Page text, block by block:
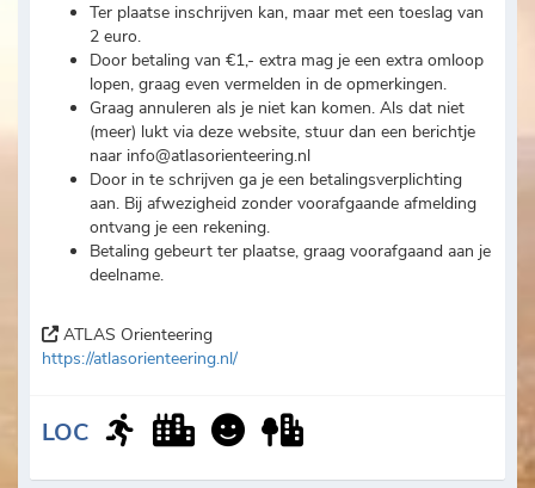
Ter plaatse inschrijven kan, maar met een toeslag van
2 euro.
Door betaling van €1,- extra mag je een extra omloop
lopen, graag even vermelden in de opmerkingen.
Graag annuleren als je niet kan komen. Als dat niet
(meer) lukt via deze website, stuur dan een berichtje
naar info@atlasorienteering.nl
Door in te schrijven ga je een betalingsverplichting
aan. Bij afwezigheid zonder voorafgaande afmelding
ontvang je een rekening.
Betaling gebeurt ter plaatse, graag voorafgaand aan je
deelname.
ATLAS Orienteering
https://atlasorienteering.nl/
LOC